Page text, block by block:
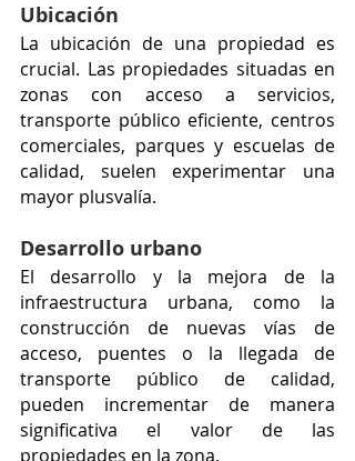
Ubicación
La ubicación de una propiedad es
crucial. Las propiedades situadas en
zonas con acceso a servicios,
transporte público eficiente, centros
comerciales, parques y escuelas de
calidad, suelen experimentar una
mayor plusvalía.
Desarrollo urbano
El desarrollo y la mejora de la
infraestructura urbana, como la
construcción de nuevas vías de
acceso, puentes o la llegada de
transporte público de calidad,
pueden incrementar de manera
significativa el valor de las
propiedades en la zona.